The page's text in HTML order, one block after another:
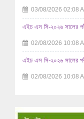
03/08/2026 02:08
এইচ এস সি-২০২৬ সালের
02/08/2026 10:08
এইচ এস সি-২০২৬ সালের
02/08/2026 10:08